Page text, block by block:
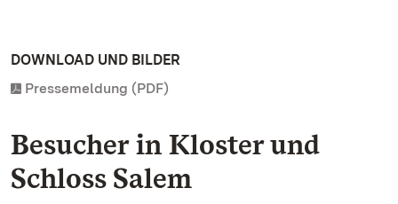
DOWNLOAD UND BILDER
Pressemeldung (PDF)
Besucher in Kloster und
Schloss Salem